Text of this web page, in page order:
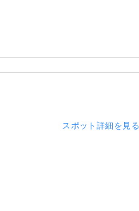
スポット詳細を見る